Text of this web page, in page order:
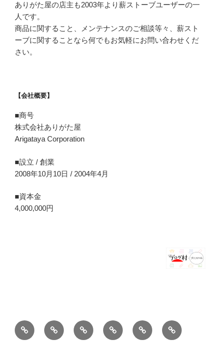
ありがた屋の店主も2003年より薪ストーブユーザーの一
人です。
商品に関すること、メンテナンスのご相談等々、薪スト
ーブに関することなら何でもお気軽にお問い合わせくだ
さい。
【会社概要】
■商号
株式会社ありがた屋
Arigataya Corporation
■設立 / 創業
2008年10月10日 / 2004年4月
■資本金
4,000,000円
ホ
ー
ブ
ロ
薪
ス
シ
ョ
お
問
バ
ー